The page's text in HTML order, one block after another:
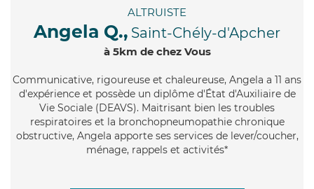
ALTRUISTE
Angela Q., Saint-Chély-d'Apcher
à 5km de chez Vous
Communicative, rigoureuse et chaleureuse, Angela a 11 ans
d'expérience et possède un diplôme d'État d'Auxiliaire de
Vie Sociale (DEAVS). Maitrisant bien les troubles
respiratoires et la bronchopneumopathie chronique
obstructive, Angela apporte ses services de lever/coucher,
ménage, rappels et activités*